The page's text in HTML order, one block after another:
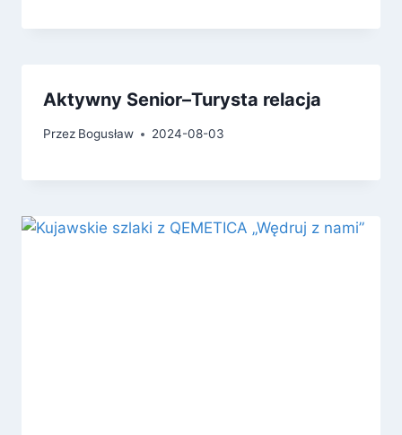
Aktywny Senior–Turysta relacja
Przez Bogusław 2024-08-03